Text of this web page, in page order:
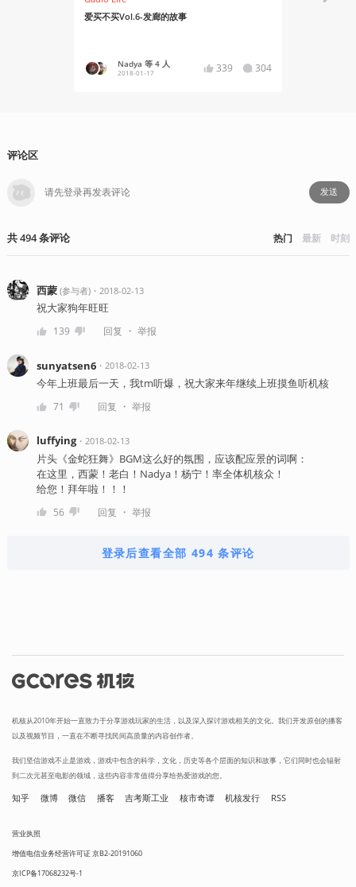
爱买不买Vol.6-发廊的故事
Nadya 等 4 人
2018-01-17 339 304
评论区
发送
共494条评论 热门 最新 时刻
西蒙 (参与者)・ 2018-02-13
祝大家狗年旺旺
139 回复 ・ 举报
sunyatsen6・ 2018-02-13
今年上班最后一天，我tm听爆，祝大家来年继续上班摸鱼听机核
71 回复 ・ 举报
luffying・ 2018-02-13
片头《金蛇狂舞》BGM这么好的氛围，应该配应景的词啊：
在这里，西蒙！老白！Nadya！杨宁！率全体机核众！
给您！拜年啦！！！
56 回复 ・ 举报
登录后查看全部 494 条评论
机核从2010年开始一直致力于分享游戏玩家的生活，以及深入探讨游戏相关的文化。我们开发原创的播客
以及视频节目，一直在不断寻找民间高质量的内容创作者。
我们坚信游戏不止是游戏，游戏中包含的科学，文化，历史等各个层面的知识和故事，它们同时也会辐射
到二次元甚至电影的领域，这些内容非常值得分享给热爱游戏的您。
知乎 微博 微信 播客 吉考斯工业 核市奇谭 机核发行 RSS
营业执照
增值电信业务经营许可证 京B2-20191060
京ICP备17068232号-1